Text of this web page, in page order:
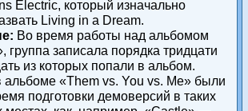
Electric, который изначально
Living in a Dream.
Во время работы над альбомом
группа записала порядка тридцати
из которых попали в альбом.
альбоме «Them vs. You vs. Me» были
подготовки демоверсий в таких